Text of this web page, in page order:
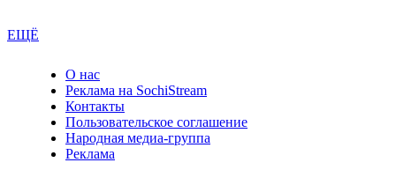
ЕЩЁ
О нас
Реклама на SochiStream
Контакты
Пользовательское соглашение
Народная медиа-группа
Реклама